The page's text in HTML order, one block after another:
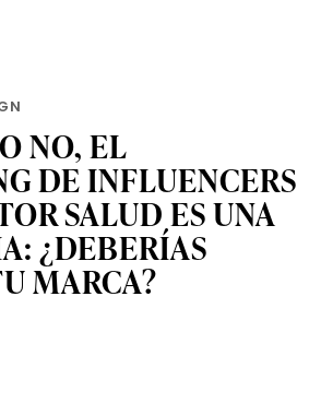
NO, EL
DE INFLUENCERS
SALUD ES UNA
¿DEBERÍAS
MARCA?